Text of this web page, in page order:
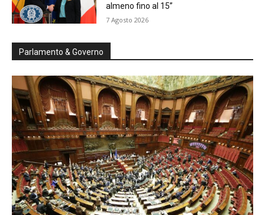
almeno fino al 15”
7 Agosto 2026
Parlamento & Governo